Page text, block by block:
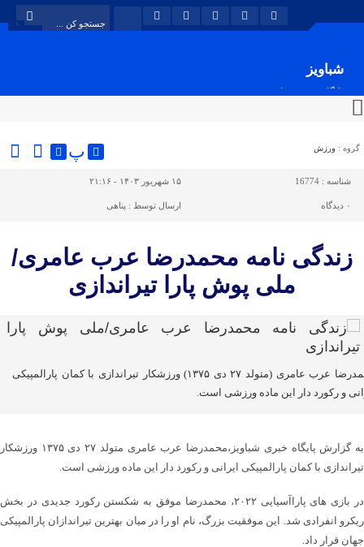
شباویز
پایگاه خبری شباویز
گروه : ورزش پ
شناسه : 16774 ۱۵ شهریور ۱۴۰۳ - ۲۱:۱۶
۰ دیدگاه ارسال توسط : پناهی
زندگی نامه محمدرضا عرب عامری/
ملی پوش پارا تیراندازی
محمدرضا عرب عامری (متولد ۲۷ دی ۱۳۷۵) ورزشکار تیراندازی با کمان پارالمپیکی
و رکورد دار این ماده ورزشی است.
به گزارش پایگاه خبری شباویز،محمدرضا عرب عامری متولد ۲۷ دی ۱۳۷۵ ورزشکار
تیراندازی با کمان پارالمپیکی ایرانی و رکورد دار این ماده ورزشی است.
در بازی های پاراآسیایی ۲۰۲۲، محمدرضا موفق به شکستن رکورد جدیدی در بخش
ریکرو انفرادی شد. این موفقیت بزرگ، نام او را در میان بهترین تیراندازان پارالمپیکی
جهان قرار داد.